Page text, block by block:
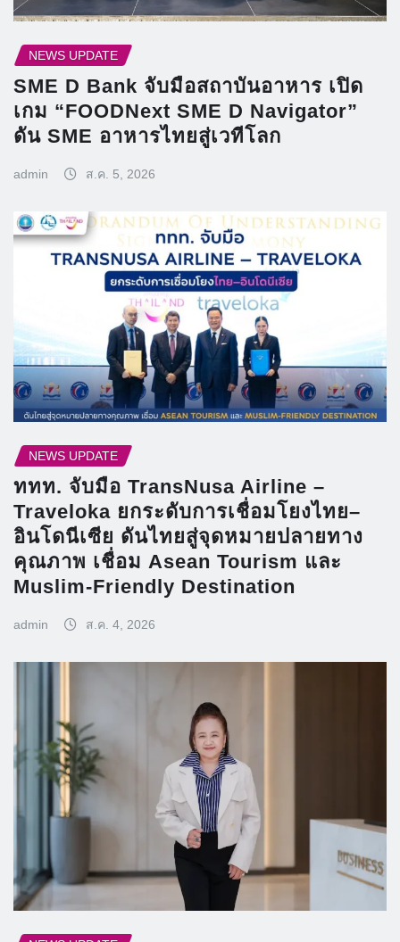
NEWS UPDATE
SME D Bank จับมือสถาบันอาหาร เปิด
เกม “FOODNext SME D Navigator”
ดัน SME อาหารไทยสู่เวทีโลก
admin ส.ค. 5, 2026
NEWS UPDATE
ททท. จับมือ TransNusa Airline –
Traveloka ยกระดับการเชื่อมโยงไทย–
อินโดนีเซีย ดันไทยสู่จุดหมายปลายทาง
คุณภาพ เชื่อม Asean Tourism และ
Muslim-Friendly Destination
admin ส.ค. 4, 2026